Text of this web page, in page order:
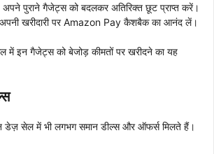
अपने पुराने गैजेट्स को बदलकर अतिरिक्त छूट प्राप्त करें।
खरीदारी पर Amazon Pay कैशबैक का आनंद लें।
में इन गैजेट्स को बेजोड़ कीमतों पर खरीदने का यह
डेज़ सेल में भी लगभग समान डील्स और ऑफर्स मिलते हैं।